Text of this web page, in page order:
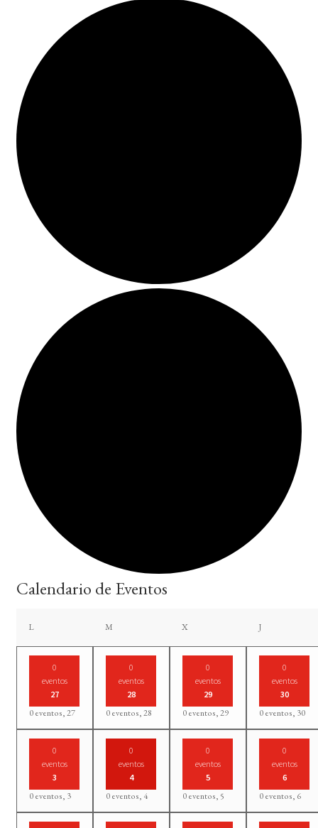
Calendario de Eventos
Llunes Mmartes Xmiércoles Jjueves
0
eventos
27
0 eventos,27
0
eventos
28
0 eventos,28
0
eventos
29
0 eventos,29
0
eventos
30
0 eventos, 30
0
eventos
3
0 eventos, 3
0
eventos
4
0 eventos, 4
0
eventos
5
0 eventos,5
0
eventos
6
0 eventos, 6